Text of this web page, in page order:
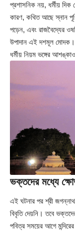
প্রশাসনিক নয়, ধর্মীয়
কারণ, কথিত আছে স্নান
পড়েন, এবং রাজবৈদ্যের
উপাদান এই দশমূল মোদক।
ধর্মীয় নিয়ম ভঙ্গের
ভক্তদের মধ্যে
এই ঘটনার পর শ্রী
বিবৃতি দেয়নি। তবে
পবিত্র সময়ের আগে